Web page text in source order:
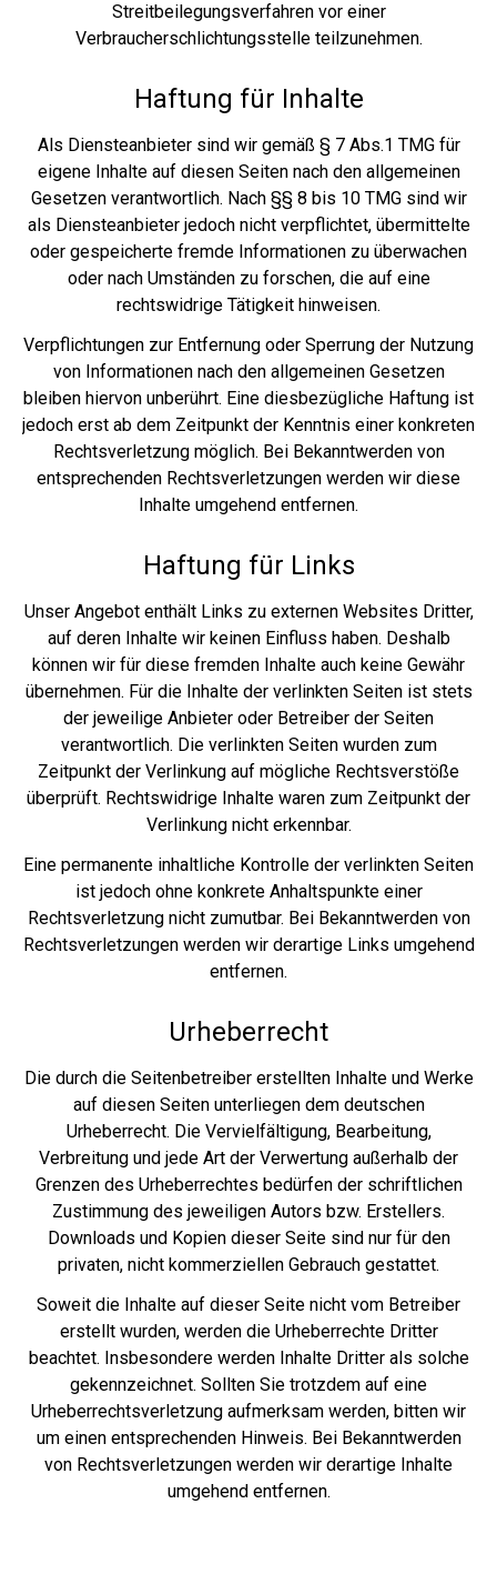
Streitbeilegungsverfahren vor einer
Verbraucherschlichtungsstelle teilzunehmen.
Haftung für Inhalte
Als Diensteanbieter sind wir gemäß § 7 Abs.1 TMG für
eigene Inhalte auf diesen Seiten nach den allgemeinen
Gesetzen verantwortlich. Nach §§ 8 bis 10 TMG sind wir
als Diensteanbieter jedoch nicht verpflichtet, übermittelte
oder gespeicherte fremde Informationen zu überwachen
oder nach Umständen zu forschen, die auf eine
rechtswidrige Tätigkeit hinweisen.
Verpflichtungen zur Entfernung oder Sperrung der Nutzung
von Informationen nach den allgemeinen Gesetzen
bleiben hiervon unberührt. Eine diesbezügliche Haftung ist
jedoch erst ab dem Zeitpunkt der Kenntnis einer konkreten
Rechtsverletzung möglich. Bei Bekanntwerden von
entsprechenden Rechtsverletzungen werden wir diese
Inhalte umgehend entfernen.
Haftung für Links
Unser Angebot enthält Links zu externen Websites Dritter,
auf deren Inhalte wir keinen Einfluss haben. Deshalb
können wir für diese fremden Inhalte auch keine Gewähr
übernehmen. Für die Inhalte der verlinkten Seiten ist stets
der jeweilige Anbieter oder Betreiber der Seiten
verantwortlich. Die verlinkten Seiten wurden zum
Zeitpunkt der Verlinkung auf mögliche Rechtsverstöße
überprüft. Rechtswidrige Inhalte waren zum Zeitpunkt der
Verlinkung nicht erkennbar.
Eine permanente inhaltliche Kontrolle der verlinkten Seiten
ist jedoch ohne konkrete Anhaltspunkte einer
Rechtsverletzung nicht zumutbar. Bei Bekanntwerden von
Rechtsverletzungen werden wir derartige Links umgehend
entfernen.
Urheberrecht
Die durch die Seitenbetreiber erstellten Inhalte und Werke
auf diesen Seiten unterliegen dem deutschen
Urheberrecht. Die Vervielfältigung, Bearbeitung,
Verbreitung und jede Art der Verwertung außerhalb der
Grenzen des Urheberrechtes bedürfen der schriftlichen
Zustimmung des jeweiligen Autors bzw. Erstellers.
Downloads und Kopien dieser Seite sind nur für den
privaten, nicht kommerziellen Gebrauch gestattet.
Soweit die Inhalte auf dieser Seite nicht vom Betreiber
erstellt wurden, werden die Urheberrechte Dritter
beachtet. Insbesondere werden Inhalte Dritter als solche
gekennzeichnet. Sollten Sie trotzdem auf eine
Urheberrechtsverletzung aufmerksam werden, bitten wir
um einen entsprechenden Hinweis. Bei Bekanntwerden
von Rechtsverletzungen werden wir derartige Inhalte
umgehend entfernen.